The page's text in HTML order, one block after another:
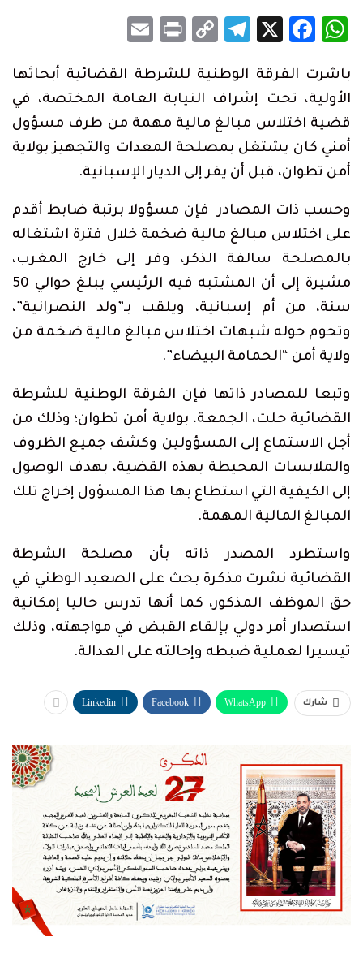
WhatsApp
Facebook
X
Telegram
Copy
Print
باشرت الفرقة الوطنية للشرطة القضائية أبحاثها
الأولية، تحت إشراف النيابة العامة المختصة، في
قضية اختلاس مبالغ مالية مهمة من طرف مسؤول
أمني كان يشتغل بمصلحة المعدات والتجهيز بولاية
أمن تطوان، قبل أن يفر إلى الديار الإسبانية.
وحسب ذات المصادر فإن مسؤولا برتبة ضابط أقدم
على اختلاس مبالغ مالية ضخمة خلال فترة اشتغاله
بالمصلحة سالفة الذكر، وفر إلى خارج المغرب،
مشيرة إلى أن المشتبه فيه الرئيسي يبلغ حوالي 50
سنة، من أم إسبانية، ويلقب بـ”ولد النصرانية”،
وتحوم حوله شبهات اختلاس مبالغ مالية ضخمة من
ولاية أمن “الحمامة البيضاء”.
وتبعا للمصادر ذاتها فإن الفرقة الوطنية للشرطة
القضائية حلت، الجمعة، بولاية أمن تطوان؛ وذلك من
أجل الاستماع إلى المسؤولين وكشف جميع الظروف
والملابسات المحيطة بهذه القضية، بهدف الوصول
إلى الكيفية التي استطاع بها هذا المسؤول إخراج تلك
المبالغ المالية المهمة.
واستطرد المصدر ذاته بأن مصلحة الشرطة
القضائية نشرت مذكرة بحث على الصعيد الوطني في
حق الموظف المذكور، كما أنها تدرس حاليا إمكانية
استصدار أمر دولي بإلقاء القبض في مواجهته، وذلك
تيسيرا لعملية ضبطه وإحالته على العدالة.
شارك WhatsApp
Facebook
Linkedin